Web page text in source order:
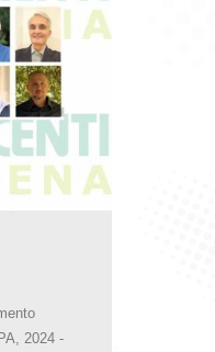
2024 -